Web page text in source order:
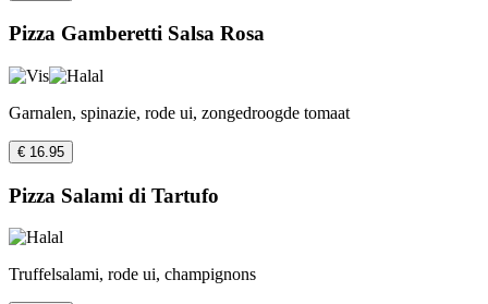
Pizza Gamberetti Salsa Rosa
Garnalen, spinazie, rode ui, zongedroogde tomaat
€ 16.95
Pizza Salami di Tartufo
Truffelsalami, rode ui, champignons